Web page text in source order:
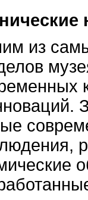
из